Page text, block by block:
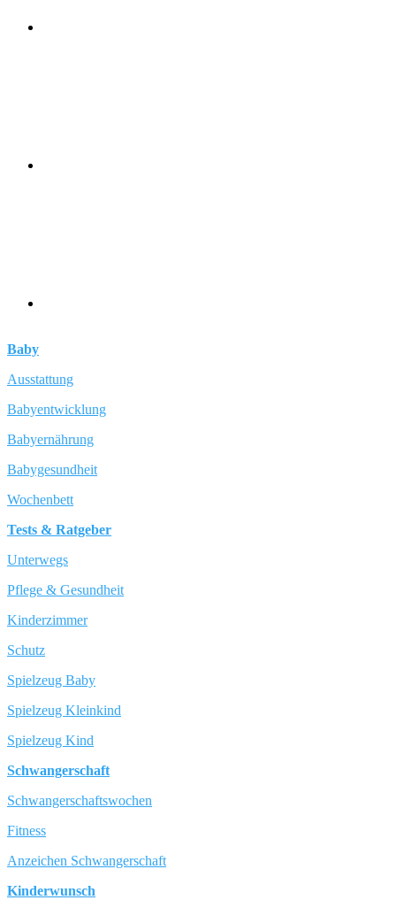
Baby
Ausstattung
Babyentwicklung
Babyernährung
Babygesundheit
Wochenbett
Tests & Ratgeber
Unterwegs
Pflege & Gesundheit
Kinderzimmer
Schutz
Spielzeug Baby
Spielzeug Kleinkind
Spielzeug Kind
Schwangerschaft
Schwangerschaftswochen
Fitness
Anzeichen Schwangerschaft
Kinderwunsch